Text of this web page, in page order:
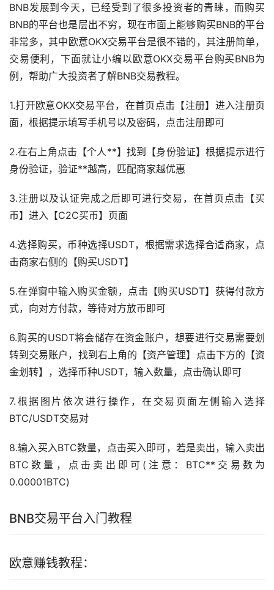
BNB发展到今天，已经受到了很多投资者的青睐，而购买
BNB的平台也是层出不穷，现在市面上能够购买BNB的平台
非常多，其中欧意OKX交易平台是很不错的，其注册简单，
交易便利，下面就让小编以欧意OKX交易平台购买BNB为
例，帮助广大投资者了解BNB交易教程。
1.打开欧意OKX交易平台，在首页点击【注册】进入注册页
面，根据提示填写手机号以及密码，点击注册即可
2.在右上角点击【个人**】找到【身份验证】根据提示进行
身份验证，验证**越高，匹配商家越优惠
3.注册以及认证完成之后即可进行交易，在首页点击【买
币】进入【C2C买币】页面
4.选择购买，币种选择USDT，根据需求选择合适商家，点
击商家右侧的【购买USDT】
5.在弹窗中输入购买金额，点击【购买USDT】获得付款方
式，向对方付款，等待对方放币即可
6.购买的USDT将会储存在资金账户，想要进行交易需要划
转到交易账户，找到右上角的【资产管理】点击下方的【资
金划转】，选择币种USDT，输入数量，点击确认即可
7.根据图片依次进行操作，在交易页面左侧输入选择
BTC/USDT交易对
8.输入买入BTC数量，点击买入即可，若是卖出，输入卖出
BTC数量，点击卖出即可(注意：BTC**交易数为
0.00001BTC)
BNB交易平台入门教程
欧意赚钱教程：